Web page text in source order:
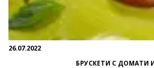
26.07.2022
БРУСКЕТИ С ДОМАТИ